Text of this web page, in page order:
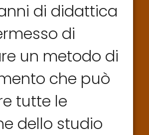
di didattica
di
un metodo di
che può
tutte le
dello studio